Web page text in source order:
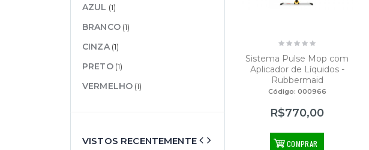
Sistema Pulse Mop com
Aplicador de Líquidos -
Rubbermaid
Código: 000966
R$770,00
COMPRAR
AZUL (1)
BRANCO(1)
CINZA(1)
PRETO(1)
VERMELHO (1)
VISTOS RECENTEMENTE